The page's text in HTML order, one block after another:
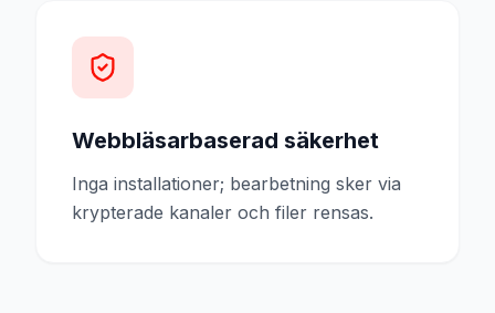
Webbläsarbaserad säkerhet
Inga installationer; bearbetning sker via
krypterade kanaler och filer rensas.